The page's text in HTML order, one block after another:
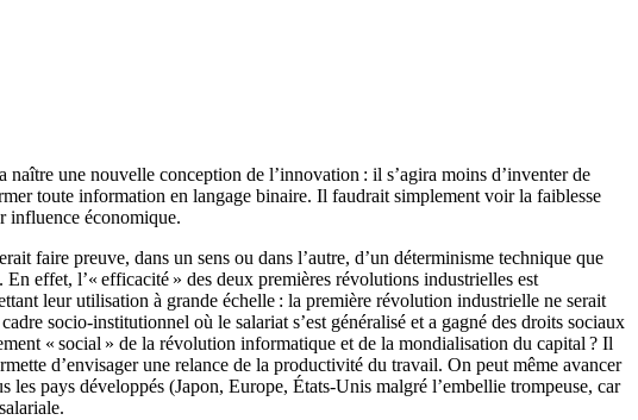
naître une nouvelle conception de l’innovation : il s’agira moins d’inventer de
toute information en langage binaire. Il faudrait simplement voir la faiblesse
influence économique.
faire preuve, dans un sens ou dans l’autre, d’un déterminisme technique que
effet, l’« efficacité » des deux premières révolutions industrielles est
leur utilisation à grande échelle : la première révolution industrielle ne serait
socio-institutionnel où le salariat s’est généralisé et a gagné des droits sociaux
« social » de la révolution informatique et de la mondialisation du capital ? Il
d’envisager une relance de la productivité du travail. On peut même avancer
pays développés (Japon, Europe, États-Unis malgré l’embellie trompeuse, car